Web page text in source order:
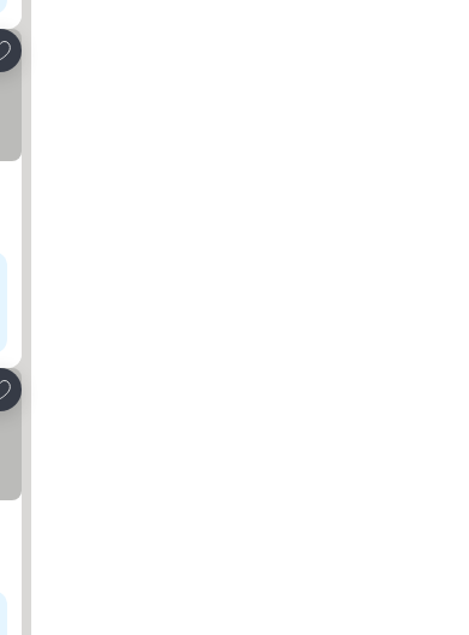
a favoritos
a favoritos